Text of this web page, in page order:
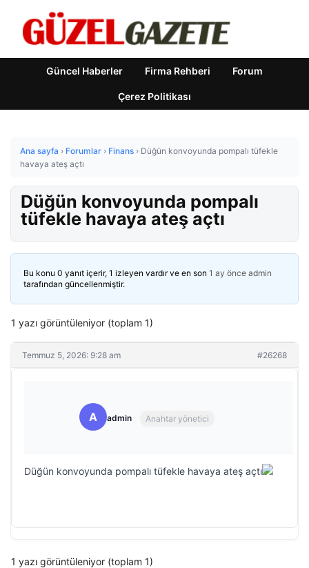
Güncel Haberler Firma Rehberi Forum
Çerez Politikası
Ana sayfa › Forumlar › Finans › Düğün konvoyunda pompalı tüfekle
havaya ateş açtı
Düğün konvoyunda pompalı
tüfekle havaya ateş açtı
Bu konu 0 yanıt içerir, 1 izleyen vardır ve en son 1 ay önce admin
tarafından güncellenmiştir.
1 yazı görüntüleniyor (toplam 1)
Temmuz 5, 2026: 9:28 am #26268
A admin Anahtar yönetici
Düğün konvoyunda pompalı tüfekle havaya ateş açtı
1 yazı görüntüleniyor (toplam 1)